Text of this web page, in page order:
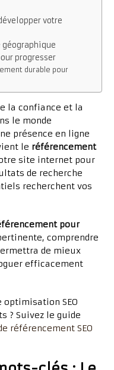
votre
géographique
progresser
durable pour
la confiance et la
le monde
présence en ligne
le référencement
site internet pour
de recherche
recherchent vos
pour
comprendre
de mieux
efficacement
optimisation SEO
? Suivez le guide
référencement SEO